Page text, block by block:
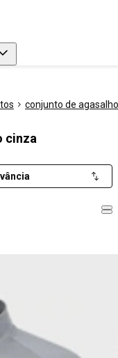
conjunto de agasalho
cinza